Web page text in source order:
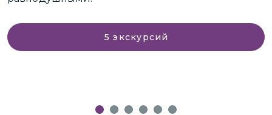
5 экскурсий